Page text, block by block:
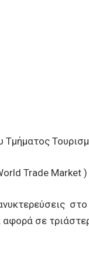
Τμήματος
Trade Market )
αφορά σε